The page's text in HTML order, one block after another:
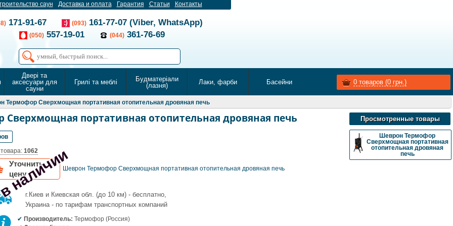
саун Доставка и оплата Гарантия Статьи Контакты
171-91-67 (093) 161-77-07 (Viber, WhatsApp)
(050) 557-19-01 (044) 361-76-69
Двері та
аксесуари для
сауни
Грилі та меблі
Будматеріали
(лазня)
Лаки, фарби Басейни 0 товаров (0 грн.)
Термофор Сверхмощная портативная отопительная дровяная печь
портативная отопительная дровяная печь
наличии
1062
Уточнить
цену
Шеврон Термофор Сверхмощная портативная отопительная дровяная печь
г.Киев и Киевская обл. (до 10 км) - бесплатно,
Украина - по тарифам транспортных компаний
Производитель: Термофор (Россия)
Просмотренные товары
Шеврон Термофор
Сверхмощная портативная
отопительная дровяная
печь